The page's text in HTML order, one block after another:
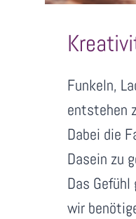
Funkeln,
entstehen
Dabei die
Dasein zu
Das
wir